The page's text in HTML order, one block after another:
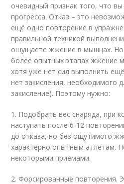
очевидный признак того, что
прогресса. Отказ – это
ещё одно повторение в
правильной техникой
ощущаете жжение в мышцах. Но
более опытных этапах жжение
хотя уже нет сил выполнить
нет закисления, необходимого
закисление). Поэтому нужно:
1. Подобрать вес снаряда, при
наступать после 6-12
до отказа, но без ощутимого
характерно опытным атлетам.
некоторыми приёмами.
2. Форсированные повторения.